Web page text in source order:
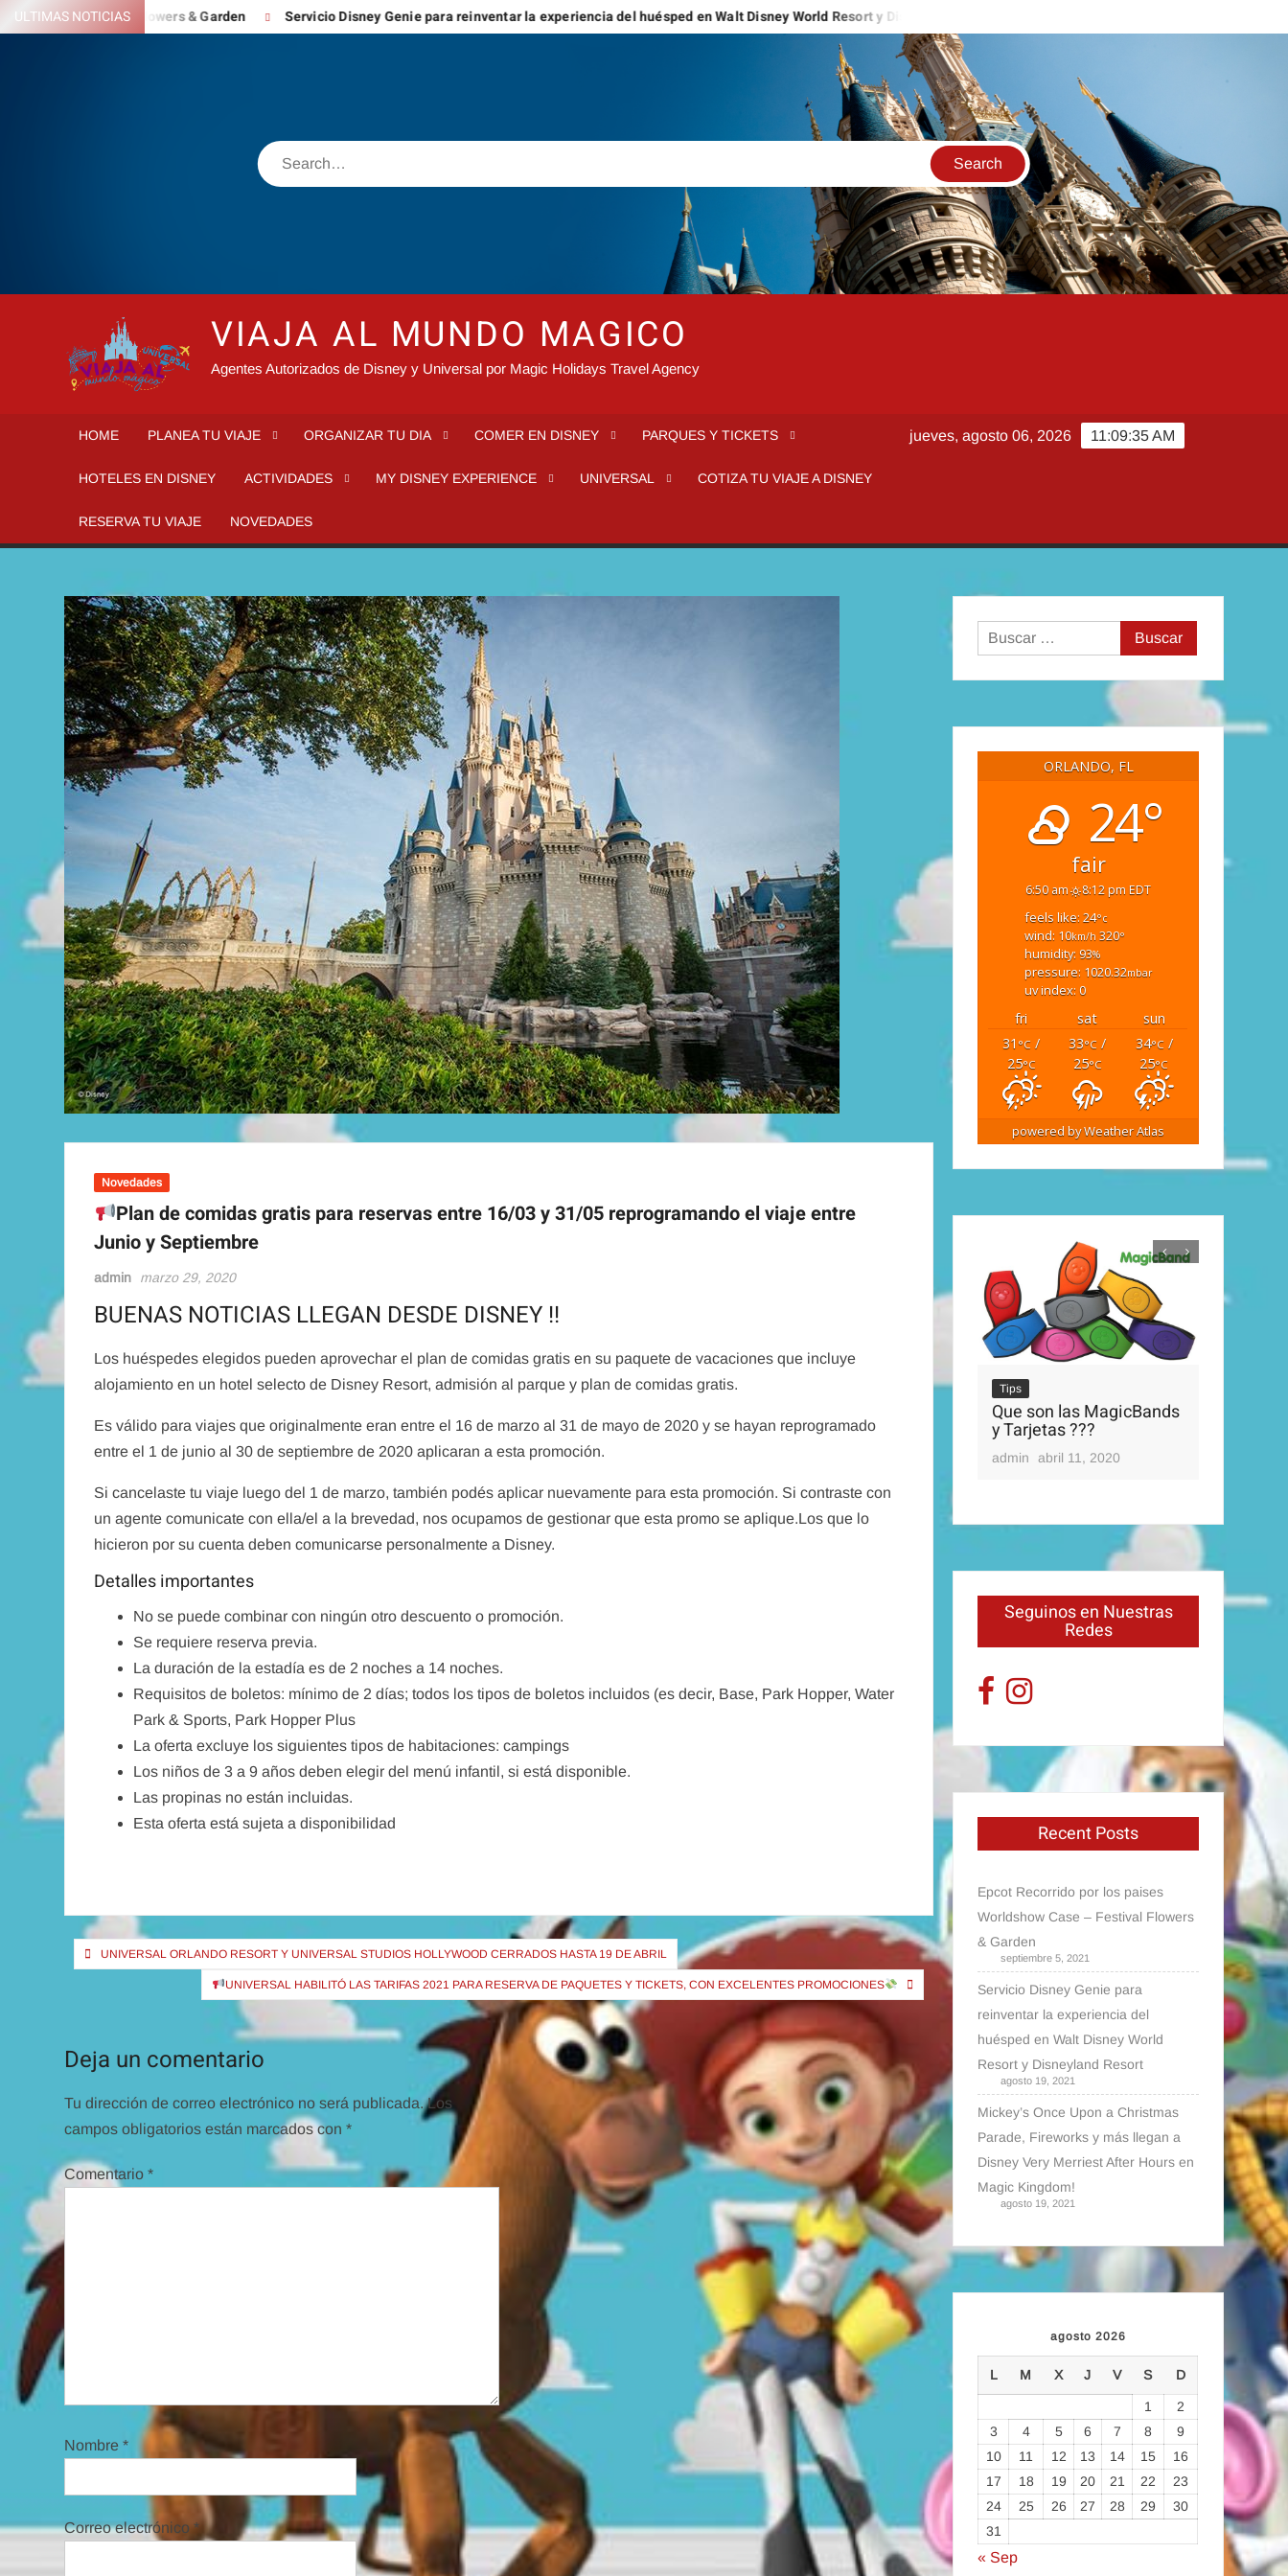
Skip
to
ULTIMAS NOTICIAS
Festival Flowers & Garden Servicio Disney Genie para reinventar la experiencia del huésped en Walt Disney World Resort y Disneyland Resort
Search
VIAJA AL MUNDO MAGICO
Agentes Autorizados de Disney y Universal por Magic Holidays Travel Agency
HOME PLANEA TU VIAJE ORGANIZAR TU DIA COMER EN DISNEY PARQUES Y TICKETS
HOTELES EN DISNEY ACTIVIDADES MY DISNEY EXPERIENCE UNIVERSAL COTIZA TU VIAJE A DISNEY
RESERVA TU VIAJE NOVEDADES
11:09:36 AM
jueves, agosto 06, 2026
Novedades
Plan de comidas gratis para reservas entre 16/03 y 31/05 reprogramando el viaje entre
Junio y Septiembre
admin marzo 29, 2020
BUENAS NOTICIAS LLEGAN DESDE DISNEY !!
Los huéspedes elegidos pueden aprovechar el plan de comidas gratis en su paquete de vacaciones que incluye
alojamiento en un hotel selecto de Disney Resort, admisión al parque y plan de comidas gratis.
Es válido para viajes que originalmente eran entre el 16 de marzo al 31 de mayo de 2020 y se hayan reprogramado
entre el 1 de junio al 30 de septiembre de 2020 aplicaran a esta promoción.
Si cancelaste tu viaje luego del 1 de marzo, también podés aplicar nuevamente para esta promoción. Si contraste con
un agente comunicate con ella/el a la brevedad, nos ocupamos de gestionar que esta promo se aplique.Los que lo
hicieron por su cuenta deben comunicarse personalmente a Disney.
Detalles importantes
No se puede combinar con ningún otro descuento o promoción.
Se requiere reserva previa.
La duración de la estadía es de 2 noches a 14 noches.
Requisitos de boletos: mínimo de 2 días; todos los tipos de boletos incluidos (es decir, Base, Park Hopper, Water
Park & Sports, Park Hopper Plus
La oferta excluye los siguientes tipos de habitaciones: campings
Los niños de 3 a 9 años deben elegir del menú infantil, si está disponible.
Las propinas no están incluidas.
Esta oferta está sujeta a disponibilidad
Navegación
UNIVERSAL ORLANDO RESORT Y UNIVERSAL STUDIOS HOLLYWOOD CERRADOS HASTA 19 DE ABRIL
UNIVERSAL HABILITÓ LAS TARIFAS 2021 PARA RESERVA DE PAQUETES Y TICKETS, CON EXCELENTES PROMOCIONES
Deja un comentario
Tu dirección de correo electrónico no será publicada. Los
campos obligatorios están marcados con*
Comentario*
Nombre*
Correo electrónico*
Buscar:
ORLANDO, FL
24°
fair
6:50 am 8:12 pm EDT
feels like: 24°c
wind: 10km/h 320°
humidity: 93%
pressure: 1020.32mbar
uv index: 0
fri sat
sun
31 °C /
25°C
33°C /
25°C
34°C /
25°C
powered byWeather Atlas
Disney’s Magical Express MAPA DE LOS PARQUES
Tips
Que son las MagicBands
y Tarjetas ???
admin abril 11, 2020
Seguinos en Nuestras
Redes
Recent Posts
Epcot Recorrido por los paises
Worldshow Case – Festival Flowers
& Garden
septiembre 5, 2021
Servicio Disney Genie para
reinventar la experiencia del
huésped en Walt Disney World
Resort y Disneyland Resort
agosto 19, 2021
Mickey’s Once Upon a Christmas
Parade, Fireworks y más llegan a
Disney Very Merriest After Hours en
Magic Kingdom!
agosto 19, 2021
agosto 2026
L M X J V S D
1
2
3
4 5 6 7 8
9
10
11 12 13 14 15
16
17
18 19 20 21 22
23
24
25 26 27 28 29
30
31
« Sep